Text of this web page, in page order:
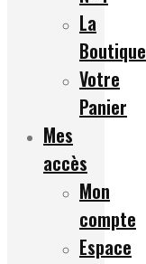
La
Boutique
Votre
Panier
Mes
accès
Mon
compte
Espace